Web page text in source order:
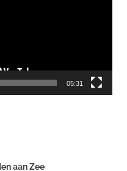
05:31
aan Zee